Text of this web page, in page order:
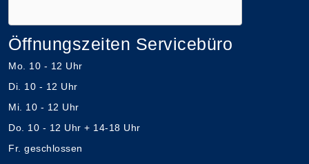
Öffnungszeiten Servicebüro
Mo. 10 - 12 Uhr
Di. 10 - 12 Uhr
Mi. 10 - 12 Uhr
Do. 10 - 12 Uhr + 14-18 Uhr
Fr. geschlossen